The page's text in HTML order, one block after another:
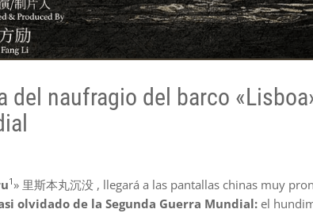
naufragio del barco
1» 里斯本丸沉没 , llegará a las pantallas chinas muy
olvidado de la Segunda Guerra Mundial: el